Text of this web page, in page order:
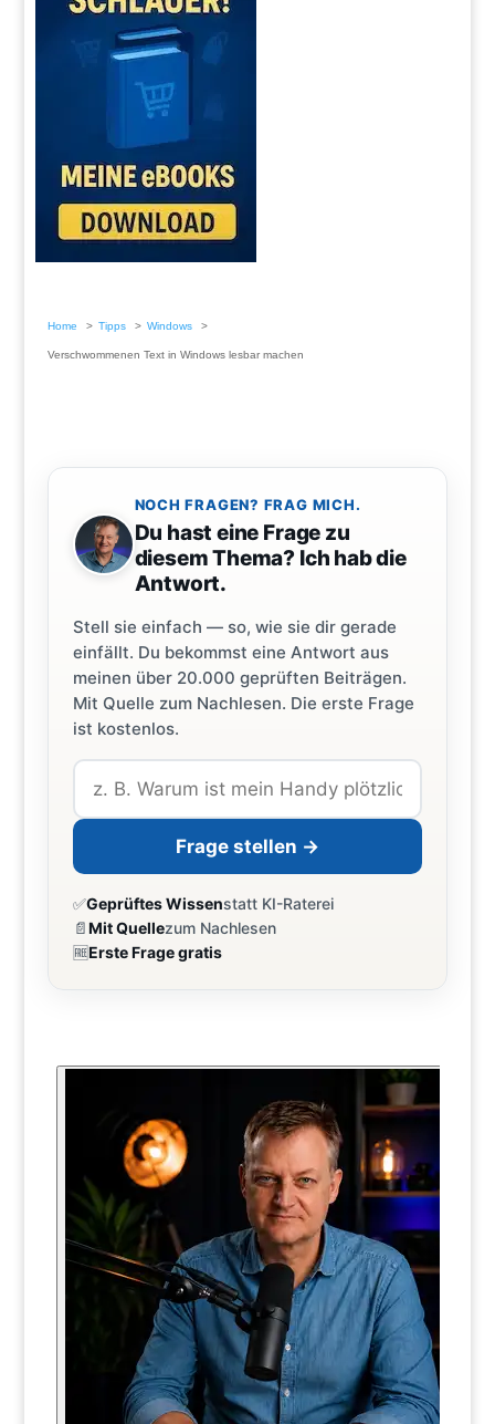
Home Tipps Windows
Verschwommenen Text in Windows lesbar machen
NOCH FRAGEN? FRAG MICH.
Du hast eine Frage zu
diesem Thema? Ich hab die
Antwort.
Stell sie einfach — so, wie sie dir gerade
einfällt. Du bekommst eine Antwort aus
meinen über 20.000 geprüften Beiträgen.
Mit Quelle zum Nachlesen. Die erste Frage
ist kostenlos.
Frage stellen →
✅Geprüftes Wissenstatt KI-Raterei
📄Mit Quellezum Nachlesen
🆓Erste Frage gratis